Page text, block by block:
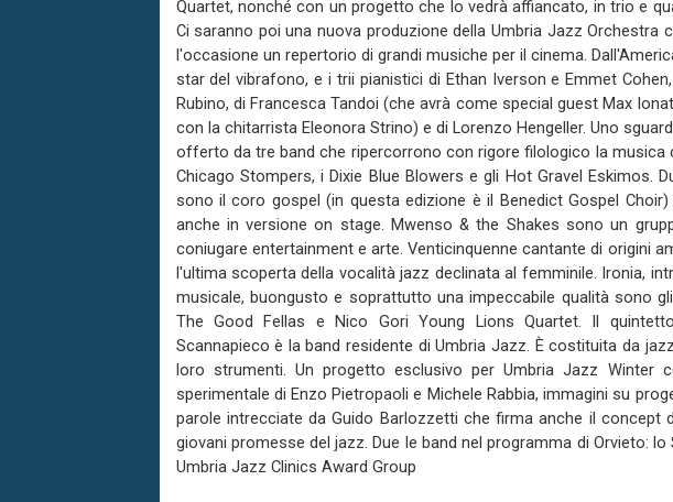
Quartet, nonché con un progetto che lo vedrà affiancato, in trio e
Ci saranno poi una nuova produzione della Umbria Jazz Orchestra
l'occasione un repertorio di grandi musiche per il cinema.
star del vibrafono, e i trii pianistici di Ethan Iverson e Emmet
Rubino, di Francesca Tandoi (che avrà come special guest Max
con la chitarrista Eleonora Strino) e di Lorenzo Hengeller. Uno
offerto da tre band che ripercorrono con rigore filologico la musica
Chicago Stompers, i Dixie Blue Blowers e gli Hot Gravel Eskimos.
sono il coro gospel (in questa edizione è il Benedict Gospel
anche in versione on stage. Mwenso & the Shakes sono un
coniugare entertainment e arte. Venticinquenne cantante di origini
l'ultima scoperta della vocalità jazz declinata al femminile. Ironia,
musicale, buongusto e soprattutto una impeccabile qualità sono
The Good Fellas e Nico Gori Young Lions Quartet. Il
Scannapieco è la band residente di Umbria Jazz. È costituita da
loro strumenti. Un progetto esclusivo per Umbria Jazz Winter
sperimentale di Enzo Pietropaoli e Michele Rabbia, immagini su
parole intrecciate da Guido Barlozzetti che firma anche il concept
giovani promesse del jazz. Due le band nel programma di Orvieto:
Umbria Jazz Clinics Award Group